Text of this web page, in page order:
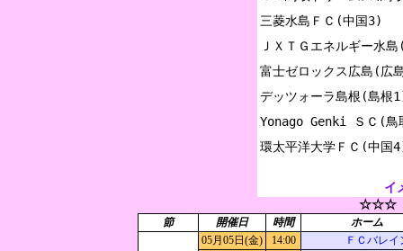
三菱水島ＦＣ(中国3)
ＪＸＴＧエネルギー水
富士ゼロックス広島(広
デッツォーラ島根(島根
Yonago Genki ＳＣ(鳥
イ
☆☆☆
節 開催日 時間 ホーム
05月05日(金) 14:00
ＦＣバレイ